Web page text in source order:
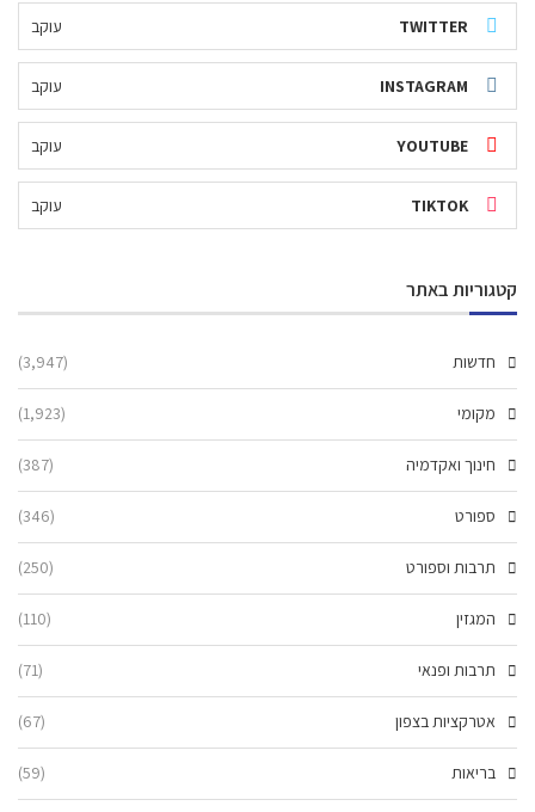
TWITTER עוקב
INSTAGRAM עוקב
YOUTUBE עוקב
TIKTOK עוקב
קטגוריות באתר
חדשות (3,947)
מקומי (1,923)
חינוך ואקדמיה (387)
ספורט (346)
תרבות וספורט (250)
המגזין (110)
תרבות ופנאי (71)
אטרקציות בצפון (67)
בריאות (59)